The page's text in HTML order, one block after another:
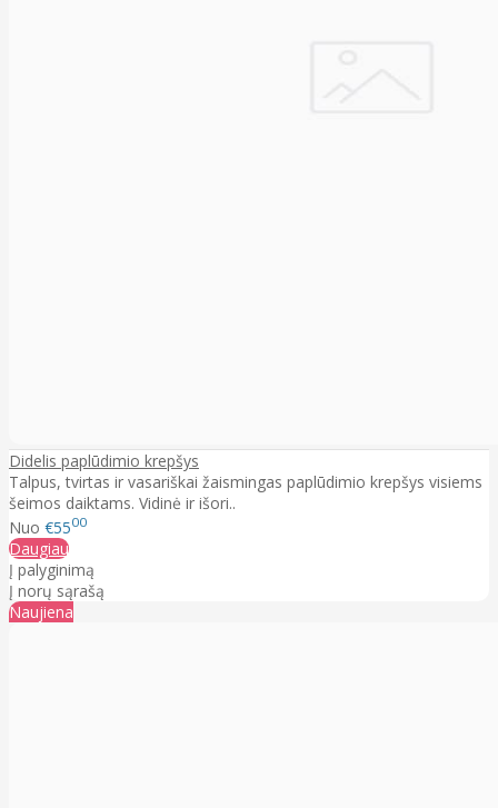
Didelis paplūdimio krepšys
Talpus, tvirtas ir vasariškai žaismingas paplūdimio krepšys visiems
šeimos daiktams. Vidinė ir išori..
Nuo €5500
Daugiau
Į palyginimą
Į norų sąrašą
Naujiena